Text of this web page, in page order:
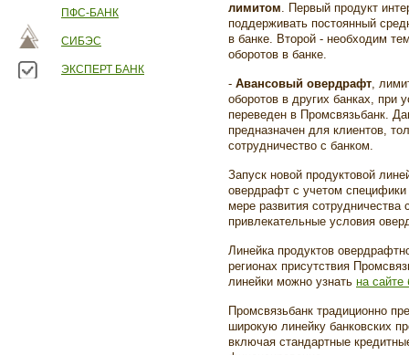
ПФС-БАНК
СИБЭС
ЭКСПЕРТ БАНК
лимитом. Первый продукт
поддерживать постоянный
в банке. Второй - необходим
оборотов в банке.
- Авансовый овердрафт,
оборотов в других банках, при
переведен в Промсвязьбанк.
предназначен для клиентов,
сотрудничество с банком.
Запуск новой продуктовой
овердрафт с учетом специфики
мере развития сотрудничества
привлекательные условия
Линейка продуктов
регионах присутствия
линейки можно узнать на сайте
Промсвязьбанк традиционно
широкую линейку банковских
включая стандартные